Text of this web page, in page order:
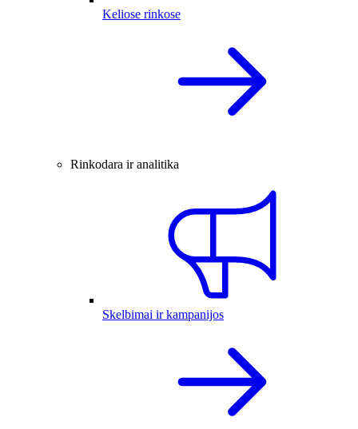
Keliose rinkose
Rinkodara ir analitika
Skelbimai ir kampanijos